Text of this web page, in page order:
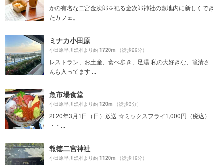
かの有名な二宮金次郎を祀る金次郎神社の敷地内に新しくでき
たカフェ。
ミナカ小田原
小田原早川漁村より約1720m （徒歩29分）
レストラン、お土産、食べ歩き、足湯 私の大好きな、籠清さ
んも入ってます ...
魚市場食堂
小田原早川漁村より約120m （徒歩3分）
2020年3月1日（日）放送 ☆ミックスフライ1,000円（税込）
・・...
報徳二宮神社
小田原早川漁村より約1120m （徒歩19分）